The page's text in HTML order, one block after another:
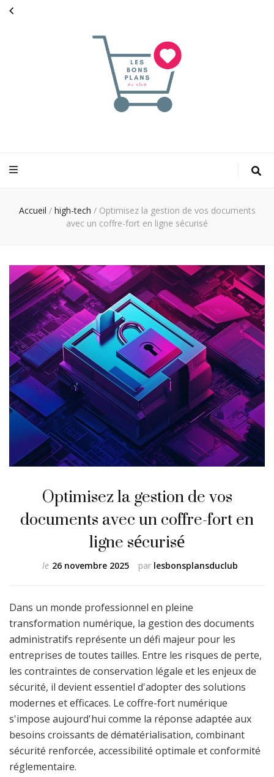
Accueil / high-tech / Optimisez la gestion de vos documents
avec un coffre-fort en ligne sécurisé
Optimisez la gestion de vos
documents avec un coffre-fort en
ligne sécurisé
par lesbonsplansduclub
le 26 novembre 2025
Dans un monde professionnel en pleine
transformation numérique, la gestion des documents
administratifs représente un défi majeur pour les
entreprises de toutes tailles. Entre les risques de perte,
les contraintes de conservation légale et les enjeux de
sécurité, il devient essentiel d'adopter des solutions
modernes et efficaces. Le coffre-fort numérique
s'impose aujourd'hui comme la réponse adaptée aux
besoins croissants de dématérialisation, combinant
sécurité renforcée, accessibilité optimale et conformité
réglementaire.